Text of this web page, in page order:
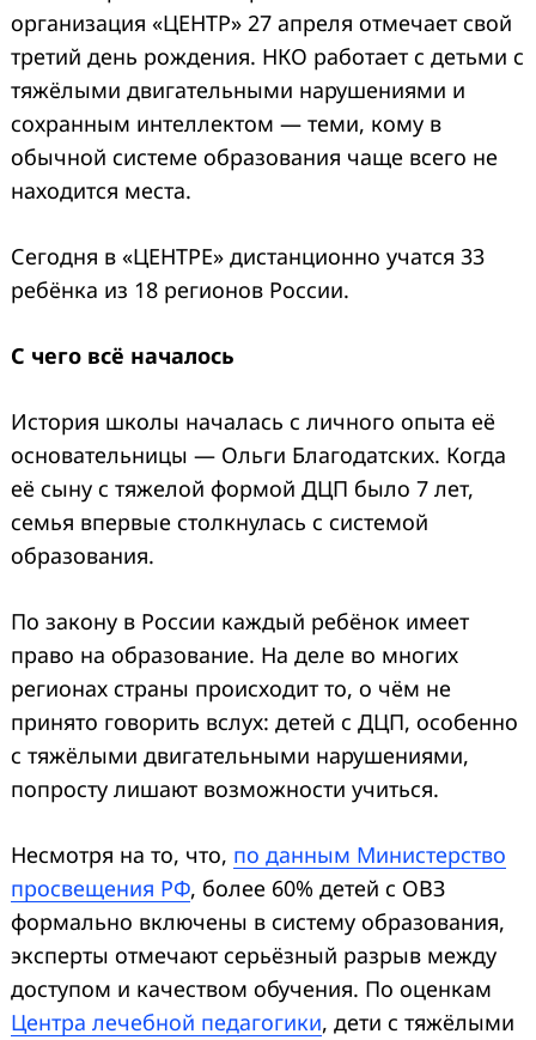
организация «ЦЕНТР» 27 апреля отмечает свой
третий день рождения. НКО работает с детьми с
тяжёлыми двигательными нарушениями и
сохранным интеллектом — теми, кому в
обычной системе образования чаще всего не
находится места.
Сегодня в «ЦЕНТРЕ» дистанционно учатся 33
ребёнка из 18 регионов России.
С чего всё началось
История школы началась с личного опыта её
основательницы — Ольги Благодатских. Когда
её сыну с тяжелой формой ДЦП было 7 лет,
семья впервые столкнулась с системой
образования.
По закону в России каждый ребёнок имеет
право на образование. На деле во многих
регионах страны происходит то, о чём не
принято говорить вслух: детей с ДЦП, особенно
с тяжёлыми двигательными нарушениями,
попросту лишают возможности учиться.
Несмотря на то, что, по данным Министерство
просвещения РФ, более 60% детей с ОВЗ
формально включены в систему образования,
эксперты отмечают серьёзный разрыв между
доступом и качеством обучения. По оценкам
Центра лечебной педагогики, дети с тяжёлыми